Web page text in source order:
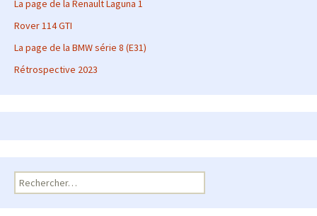
La page de la Renault Laguna 1
Rover 114 GTI
La page de la BMW série 8 (E31)
Rétrospective 2023
Rechercher :